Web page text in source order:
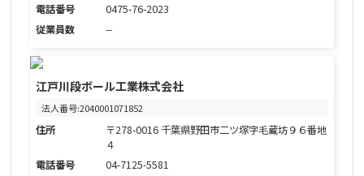
電話番号
0475-76-2023
従業員数
--
江戸川段ボール工業株式会社
法人番号:2040001071852
住所
〒278-0016 千葉県野田市二ツ塚字毛蔵坊９６番地
４
電話番号
04-7125-5581